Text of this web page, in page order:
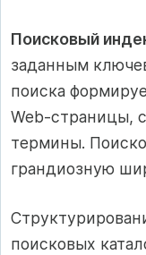
Поисковый
заданным
поиска
Web-страницы,
термины.
грандиозную
поисковых